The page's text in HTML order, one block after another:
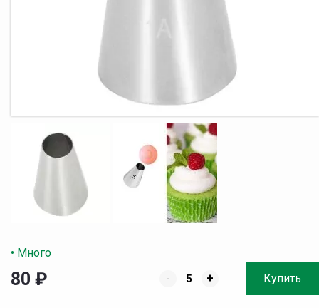
• Много
80 ₽ - + Купить